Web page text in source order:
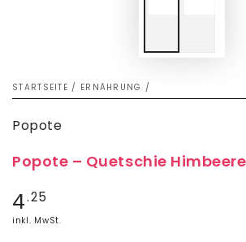
STARTSEITE / ERNÄHRUNG /
Popote
Popote – Quetschie Himbeere
Regulärer
Preis
4.25
inkl. MwSt.